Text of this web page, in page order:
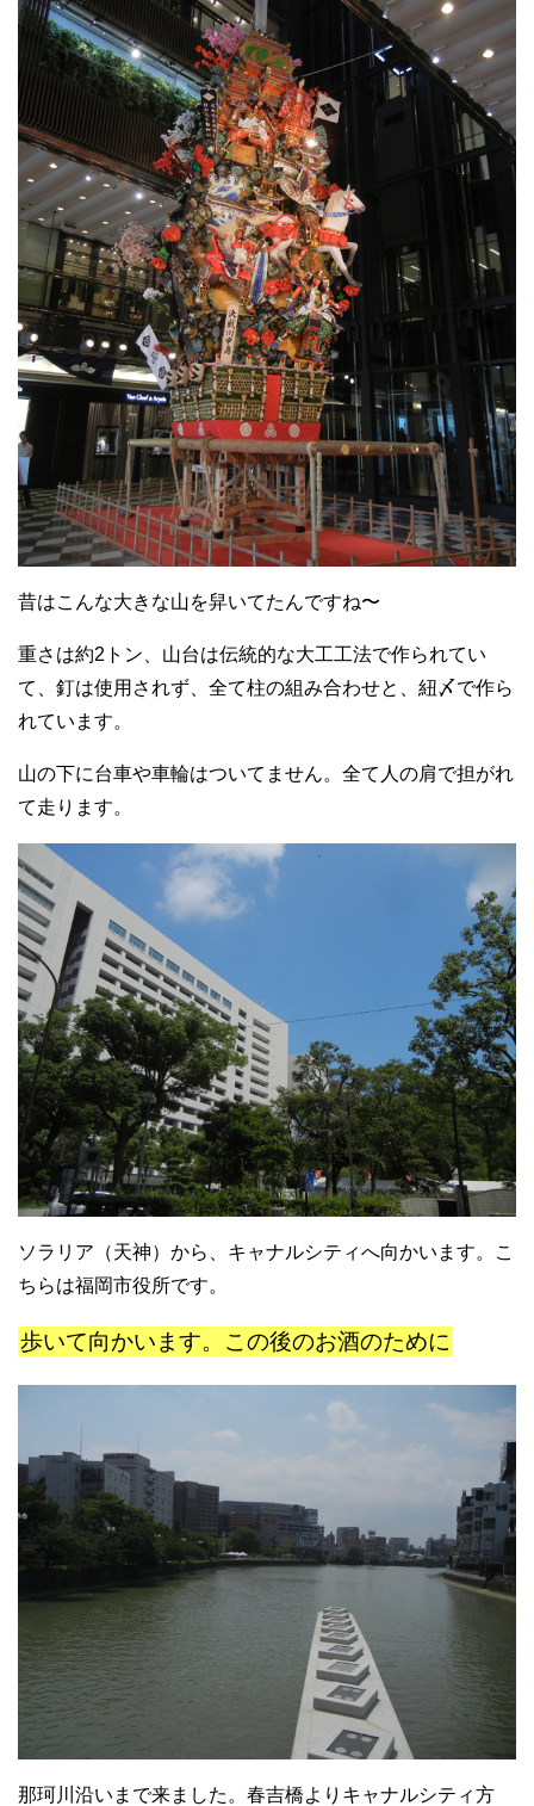
昔はこんな大きな山を舁いてたんですね〜
重さは約2トン、山台は伝統的な大工工法で作られてい
て、釘は使用されず、全て柱の組み合わせと、紐〆で作ら
れています。
山の下に台車や車輪はついてません。全て人の肩で担がれ
て走ります。
ソラリア（天神）から、キャナルシティへ向かいます。こ
ちらは福岡市役所です。
歩いて向かいます。この後のお酒のために
那珂川沿いまで来ました。春吉橋よりキャナルシティ方